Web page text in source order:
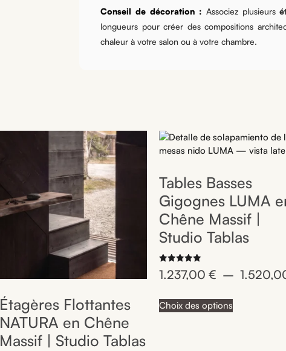
Conseil de décoration : Associez plusieurs
longueurs pour créer des compositions
chaleur à votre salon ou à votre chambre.
Étagères Flottantes
NATURA en Chêne
Massif | Studio Tablas
Tables Basses
Gigognes LUMA
Chêne Massif |
Studio Tablas
Note
5.00
1.237,00€ –
Choix des options